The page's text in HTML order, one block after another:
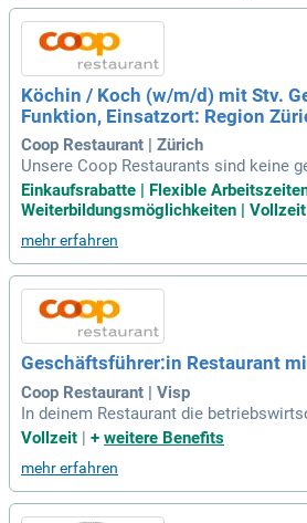
Köchin / Koch (w/m/d) mit Stv.
Funktion, Einsatzort: Region
Coop Restaurant | Zürich
Unsere Coop Restaurants sind keine
ants. Sie sind Orte der Begegnung, an
hweiz zusammenkommt. Als Teil
sein.
Einkaufsrabatte | Flexible Arbeitszeiten
Weiterbildungsmöglichkeiten | Vollzeit
mehr erfahren
Geschäftsführer:in Restaurant
Coop Restaurant | Visp
In deinem Restaurant die
ze einhalten? Für dich
hrer:in normal. Abgeschlossene
och?
Vollzeit | + weitere Benefits
mehr erfahren